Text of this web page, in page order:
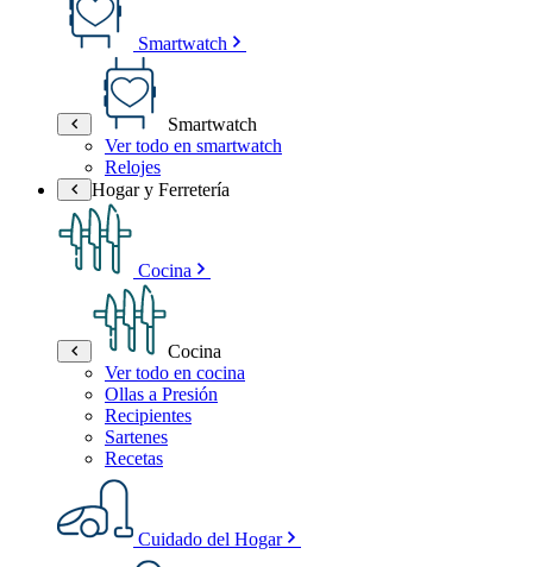
Smartwatch
Smartwatch
Ver todo en smartwatch
Relojes
Hogar y Ferretería
Cocina
Cocina
Ver todo en cocina
Ollas a Presión
Recipientes
Sartenes
Recetas
Cuidado del Hogar